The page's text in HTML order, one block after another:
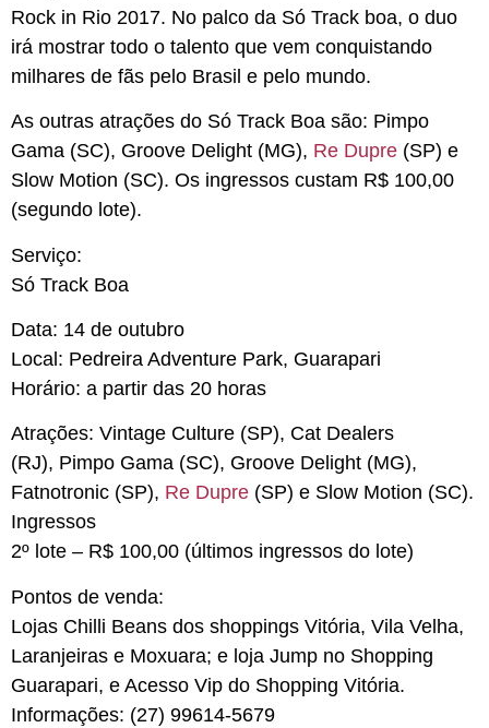
Rock in Rio 2017. No palco da Só Track boa, o duo
irá mostrar todo o talento que vem conquistando
milhares de fãs pelo Brasil e pelo mundo.
As outras atrações do Só Track Boa são: Pimpo
Gama (SC), Groove Delight (MG), Re Dupre (SP) e
Slow Motion (SC). Os ingressos custam R$ 100,00
(segundo lote).
Serviço:
Só Track Boa
Data: 14 de outubro
Local : Pedreira Adventure Park, Guarapari
Horário: a partir das 20 horas
Atrações: Vintage Culture (SP), Cat Dealers
(RJ), Pimpo Gama (SC), Groove Delight (MG),
Fatnotronic (SP), Re Dupre (SP) e Slow Motion (SC).
Ingressos
2º lote – R$ 100,00 (últimos ingressos do lote)
Pontos de venda:
Lojas Chilli Beans dos shoppings Vitória, Vila Velha,
Laranjeiras e Moxuara; e loja Jump no Shopping
Guarapari, e Acesso Vip do Shopping Vitória.
Informações: (27) 99614-5679